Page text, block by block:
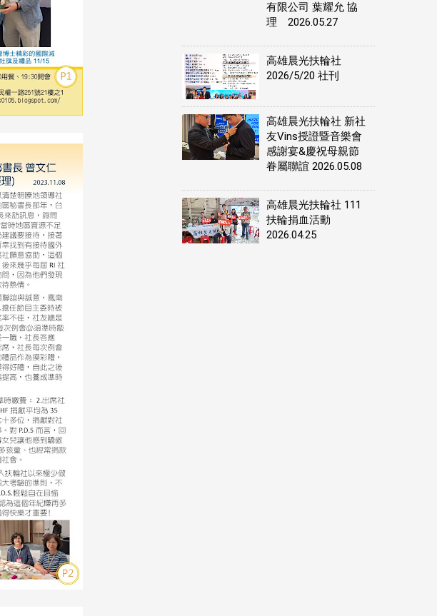
有限公司 葉耀允 協
理 2026.05.27
高雄晨光扶輪社
2026/5/20 社刊
高雄晨光扶輪社 新社
友Vins授證暨音樂會
感謝宴&慶祝母親節
眷屬聯誼 2026.05.08
高雄晨光扶輪社 111
扶輪捐血活動
2026.04.25